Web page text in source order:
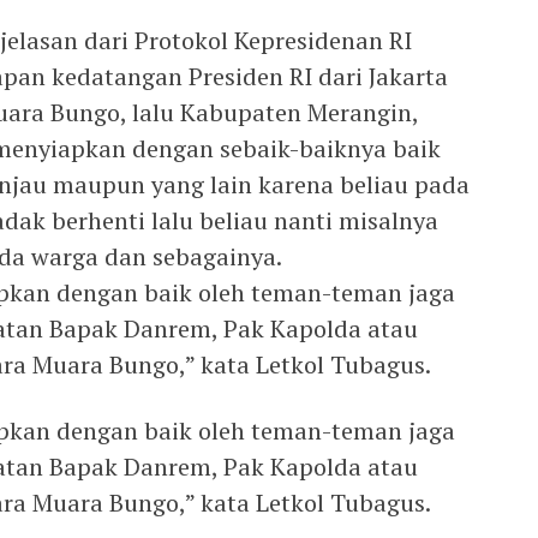
dari Protokol Kepresidenan RI
kedatangan Presiden RI dari Jakarta
Bungo, lalu Kabupaten Merangin,
dengan sebaik-baiknya baik
maupun yang lain karena beliau pada
berhenti lalu beliau nanti misalnya
warga dan sebagainya.
dengan baik oleh teman-teman jaga
Bapak Danrem, Pak Kapolda atau
Muara Bungo,” kata Letkol Tubagus.
dengan baik oleh teman-teman jaga
Bapak Danrem, Pak Kapolda atau
Muara Bungo,” kata Letkol Tubagus.